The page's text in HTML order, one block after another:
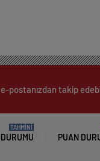
postanızdan takip
TAHMİNİ
PUAN